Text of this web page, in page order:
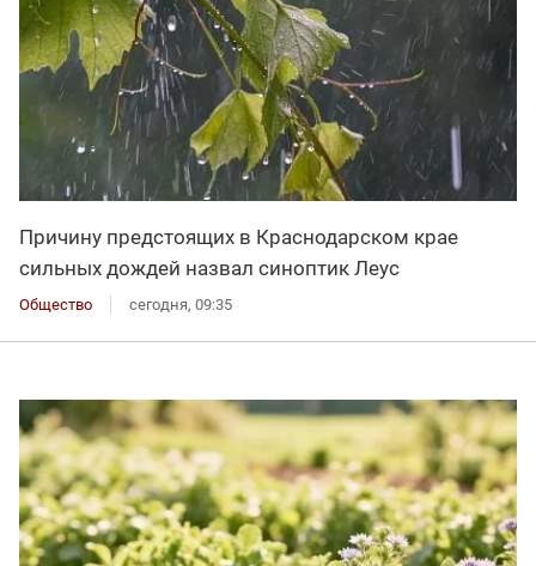
Причину предстоящих в Краснодарском крае
сильных дождей назвал синоптик Леус
Общество сегодня, 09:35